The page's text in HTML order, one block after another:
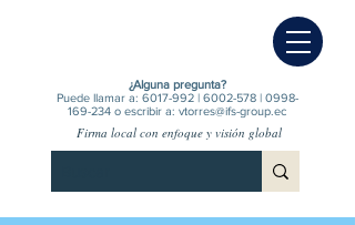
¿Alguna pregunta?
Puede llamar a: 6017-992| 6002-578| 0998-
169-234 o escribir a: vtorres@ifs-group.ec
Firma local con enfoque y visión global